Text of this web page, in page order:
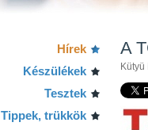
Hírek
Készülékek
Tesztek
Tippek, trükkök
A